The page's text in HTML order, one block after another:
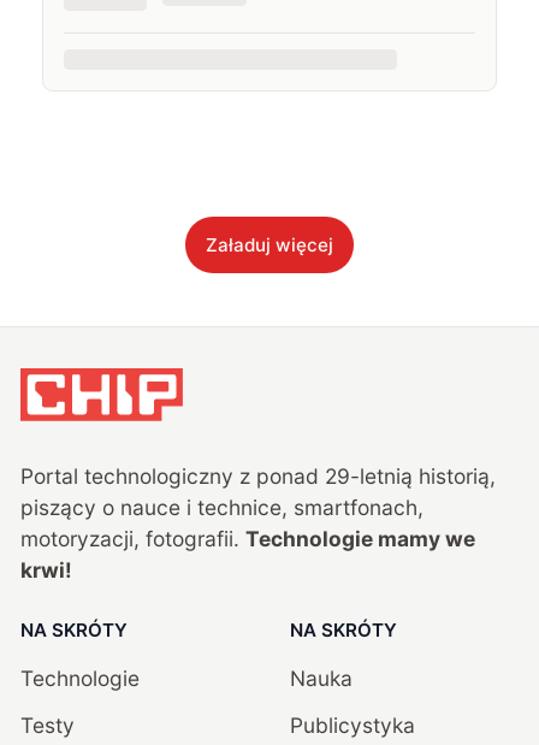
Załaduj więcej
Portal technologiczny z ponad 29-letnią historią,
piszący o nauce i technice, smartfonach,
motoryzacji, fotografii. Technologie mamy we
krwi!
NA SKRÓTY
Technologie
Testy
NA SKRÓTY
Nauka
Publicystyka